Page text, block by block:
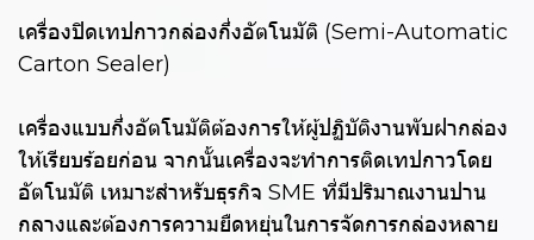
เครื่องปิดเทปกาวกล่องกึ่งอัตโนมัติ (Semi-Automatic
Carton Sealer)
เครื่องแบบกึ่งอัตโนมัติต้องการให้ผู้ปฏิบัติงานพับฝากล่อง
ให้เรียบร้อยก่อน จากนั้นเครื่องจะทำการติดเทปกาวโดย
อัตโนมัติ เหมาะสำหรับธุรกิจ SME ที่มีปริมาณงานปาน
กลางและต้องการความยืดหยุ่นในการจัดการกล่องหลาย